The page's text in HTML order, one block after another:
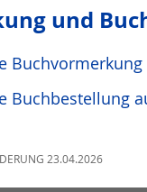
und
Buchvormerkung
Buchbestellung
23.04.2026